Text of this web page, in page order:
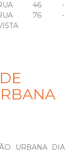
- RUA 46 -
- RUA 76 -
URBANA DIA